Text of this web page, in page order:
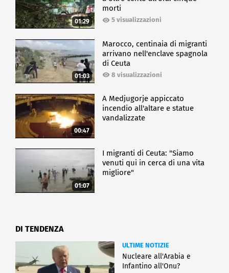
01:29
morti
5 visualizzazioni
01:03
Marocco, centinaia di migranti
arrivano nell'enclave spagnola
di Ceuta
8 visualizzazioni
00:47
A Medjugorje appiccato
incendio all'altare e statue
vandalizzate
01:07
I migranti di Ceuta: "Siamo
venuti qui in cerca di una vita
migliore"
DI TENDENZA
ULTIME NOTIZIE
Nucleare all'Arabia e
Infantino all'Onu?